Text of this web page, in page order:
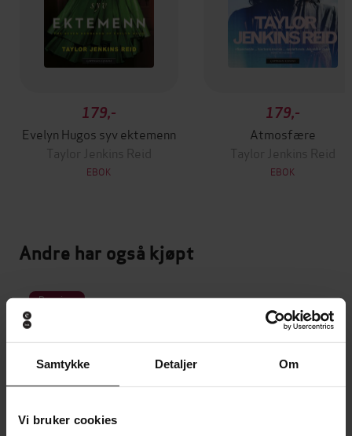
Samtykke Detaljer Om
Vi bruker cookies
179,-
Evelyn Hugos syv ektemenn
Taylor Jenkins Reid
EBOK
179,-
Atmosfære
Taylor Jenkins Reid
EBOK
Andre har også kjøpt
Premium